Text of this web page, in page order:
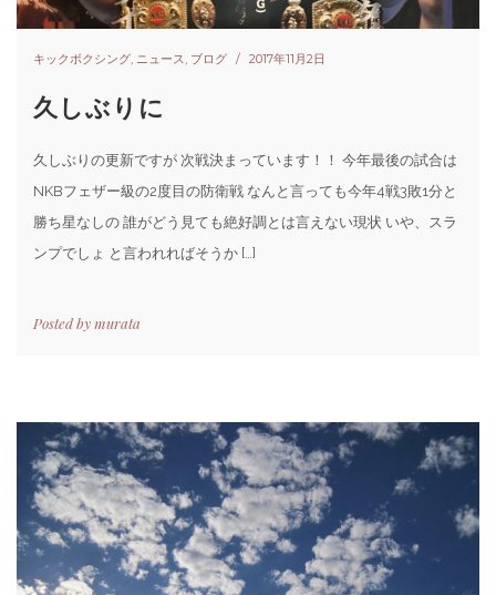
キックボクシング ニュース ブログ 2017年11月2日
久しぶりに
久しぶりの更新ですが 次戦決まっています！！ 今年最後の試合は
NKBフェザー級の2度目の防衛戦 なんと言っても今年4戦3敗1分と
勝ち星なしの 誰がどう見ても絶好調とは言えない現状 いや、スラ
ンプでしょ と言われればそうか […]
Posted bymurata